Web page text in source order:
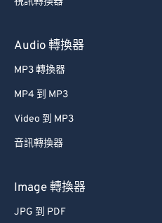
Audio 轉換器
MP3 轉換器
MP4 到 MP3
Video 到 MP3
音訊轉換器
Image 轉換器
JPG 到 PDF